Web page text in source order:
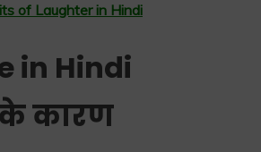
of Laughter in Hindi
in Hindi
के कारण